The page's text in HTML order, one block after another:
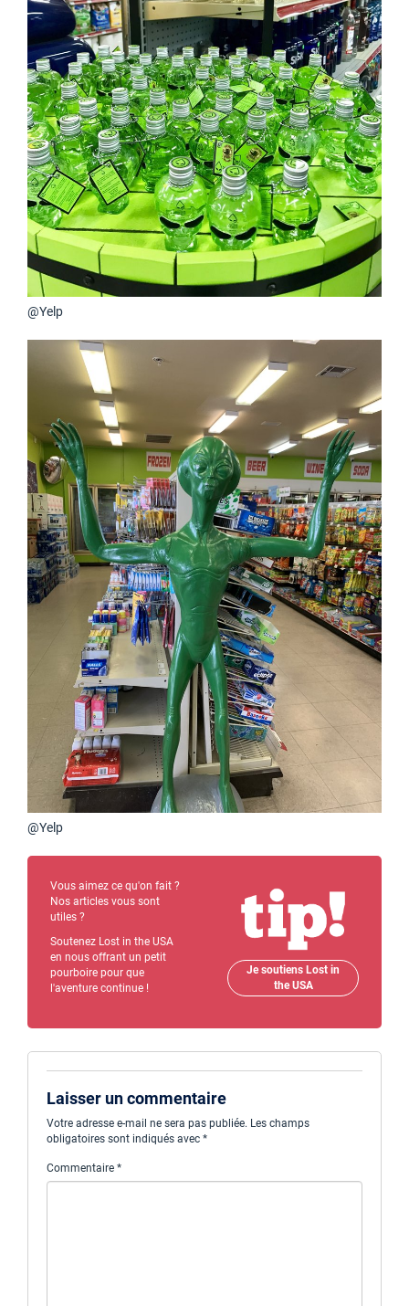
@Yelp
@Yelp
Vous aimez ce qu'on fait ?
Nos articles vous sont
utiles ?
Soutenez Lost in the USA
en nous offrant un petit
pourboire pour que
l'aventure continue !
Je soutiens Lost in
the USA
Laisser un commentaire
Votre adresse e-mail ne sera pas publiée. Les champs
obligatoires sont indiqués avec *
Commentaire *